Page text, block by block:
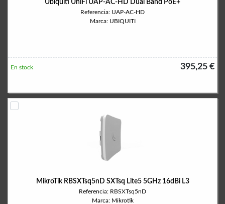
Ubiquiti UniFi UAP-AC-HD Dual Band PoE+
Referencia: UAP-AC-HD
Marca: UBIQUITI
395,25 €
En stock
MikroTik RBSXTsq5nD SXTsq Lite5 5GHz 16dBi L3
Referencia: RBSXTsq5nD
Marca: Mikrotik